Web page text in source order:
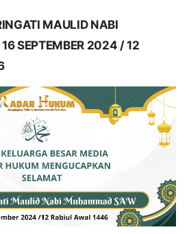
MAULID NABI
SEPTEMBER 2024 / 12